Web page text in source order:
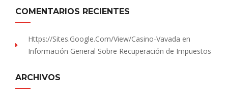
COMENTARIOS RECIENTES
Https://sites.Google.com/view/Casino-Vavada en
Información General Sobre Recuperación de Impuestos
ARCHIVOS